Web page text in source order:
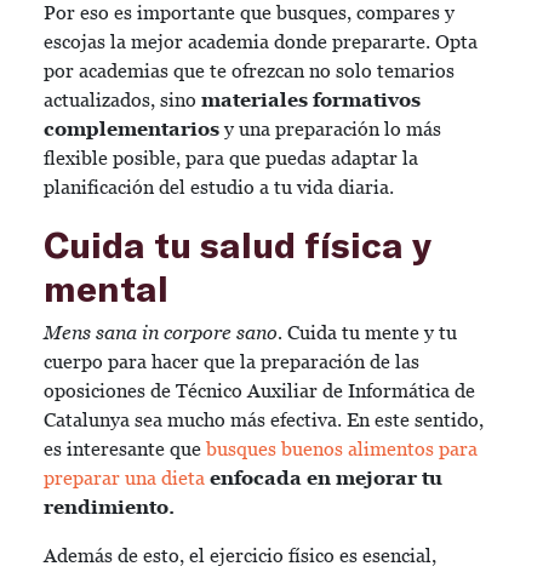
Por eso es importante que busques, compares y
escojas la mejor academia donde prepararte. Opta
por academias que te ofrezcan no solo temarios
actualizados, sino materiales formativos
complementariosy una preparación lo más
flexible posible, para que puedas adaptar la
planificación del estudio a tu vida diaria.
Cuida tu salud física y
mental
Mens sana in corpore sano. Cuida tu mente y tu
cuerpo para hacer que la preparación de las
oposiciones de Técnico Auxiliar de Informática de
Catalunya sea mucho más efectiva. En este sentido,
es interesante quebusques buenos alimentos para
preparar una dieta enfocada en mejorar tu
rendimiento.
Además de esto, el ejercicio físico es esencial,